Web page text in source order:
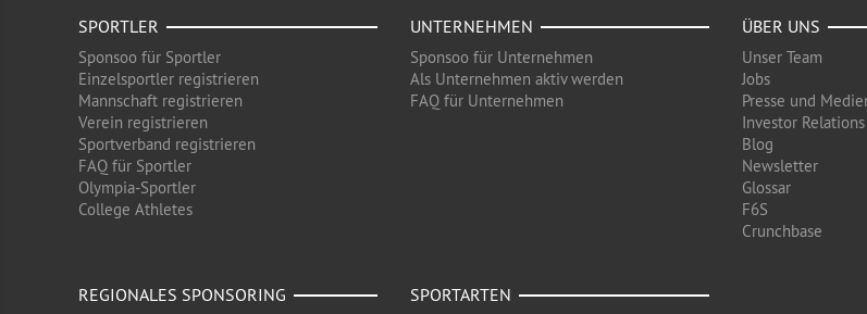
SPORTLER
Sponsoo für Sportler
Einzelsportler registrieren
Mannschaft registrieren
Verein registrieren
Sportverband registrieren
FAQ für Sportler
Olympia-Sportler
College Athletes
UNTERNEHMEN
Sponsoo für Unternehmen
Als Unternehmen aktiv werden
FAQ für Unternehmen
ÜBER UNS
Unser Team
Jobs
Presse und
Investor Relations
Blog
Newsletter
Glossar
F6S
Crunchbase
REGIONALES SPONSORING SPORTARTEN